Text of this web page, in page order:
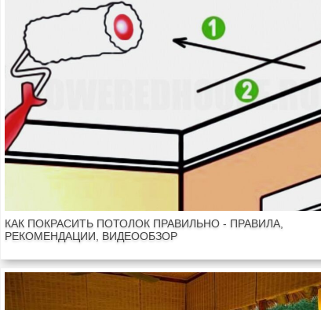
КАК ПОКРАСИТЬ ПОТОЛОК ПРАВИЛЬНО - ПРАВИЛА,
РЕКОМЕНДАЦИИ, ВИДЕООБЗОР